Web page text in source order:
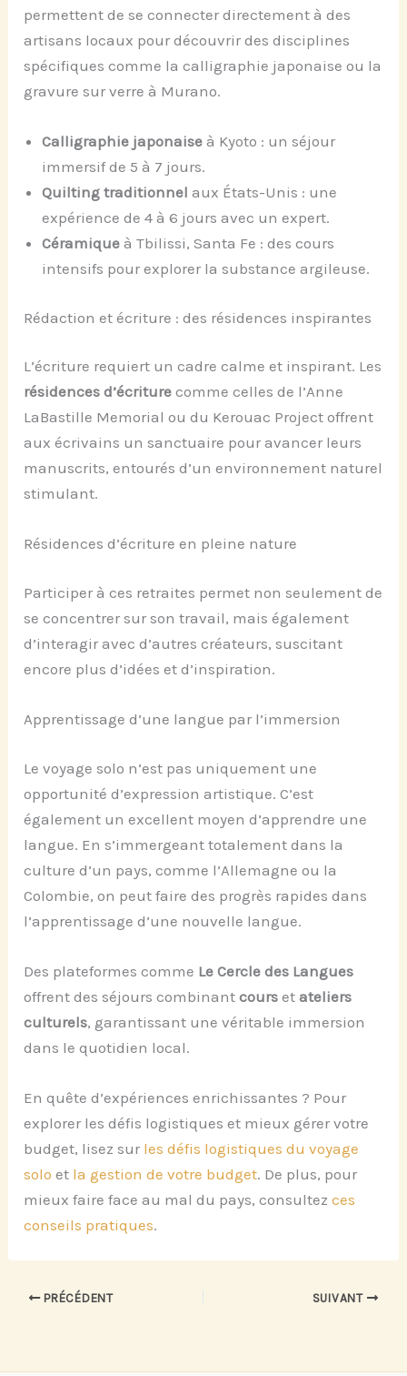
permettent de se connecter directement à des
artisans locaux pour découvrir des disciplines
spécifiques comme la calligraphie japonaise ou la
gravure sur verre à Murano.
Calligraphie japonaise à Kyoto : un séjour
immersif de 5 à 7 jours.
Quilting traditionnel aux États-Unis : une
expérience de 4 à 6 jours avec un expert.
Céramique à Tbilissi, Santa Fe : des cours
intensifs pour explorer la substance argileuse.
Rédaction et écriture : des résidences inspirantes
L’écriture requiert un cadre calme et inspirant. Les
résidences d’écriture comme celles de l’Anne
LaBastille Memorial ou du Kerouac Project offrent
aux écrivains un sanctuaire pour avancer leurs
manuscrits, entourés d’un environnement naturel
stimulant.
Résidences d’écriture en pleine nature
Participer à ces retraites permet non seulement de
se concentrer sur son travail, mais également
d’interagir avec d’autres créateurs, suscitant
encore plus d’idées et d’inspiration.
Apprentissage d’une langue par l’immersion
Le voyage solo n’est pas uniquement une
opportunité d’expression artistique. C’est
également un excellent moyen d’apprendre une
langue. En s’immergeant totalement dans la
culture d’un pays, comme l’Allemagne ou la
Colombie, on peut faire des progrès rapides dans
l’apprentissage d’une nouvelle langue.
Des plateformes comme Le Cercle des Langues
offrent des séjours combinantcours etateliers
culturels, garantissant une véritable immersion
dans le quotidien local.
En quête d’expériences enrichissantes ? Pour
explorer les défis logistiques et mieux gérer votre
budget, lisez sur les défis logistiques du voyage
solo et la gestion de votre budget. De plus, pour
mieux faire face au mal du pays, consultezces
conseils pratiques.
PRÉCÉDENT SUIVANT